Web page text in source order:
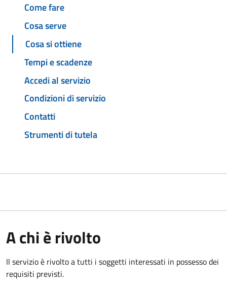
Come fare
Cosa serve
Cosa si ottiene
Tempi e scadenze
Accedi al servizio
Condizioni di servizio
Contatti
Strumenti di tutela
A chi è rivolto
Il servizio è rivolto a tutti i soggetti interessati in possesso dei
requisiti previsti.